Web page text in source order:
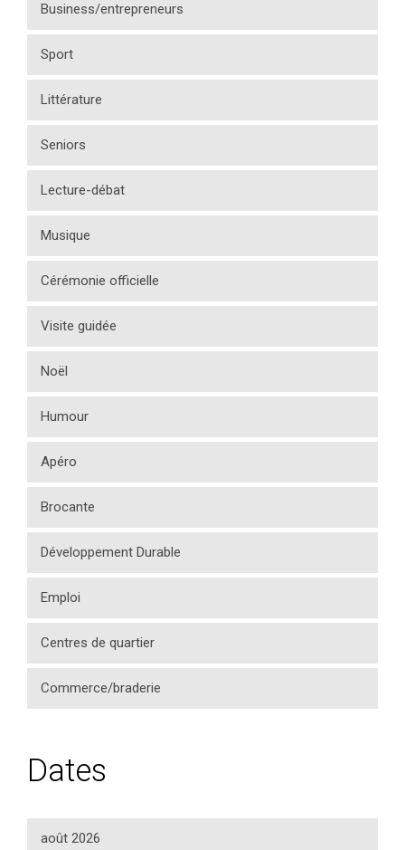
Business/entrepreneurs
Sport
Littérature
Seniors
Lecture-débat
Musique
Cérémonie officielle
Visite guidée
Noël
Humour
Apéro
Brocante
Développement Durable
Emploi
Centres de quartier
Commerce/braderie
Dates
août 2026